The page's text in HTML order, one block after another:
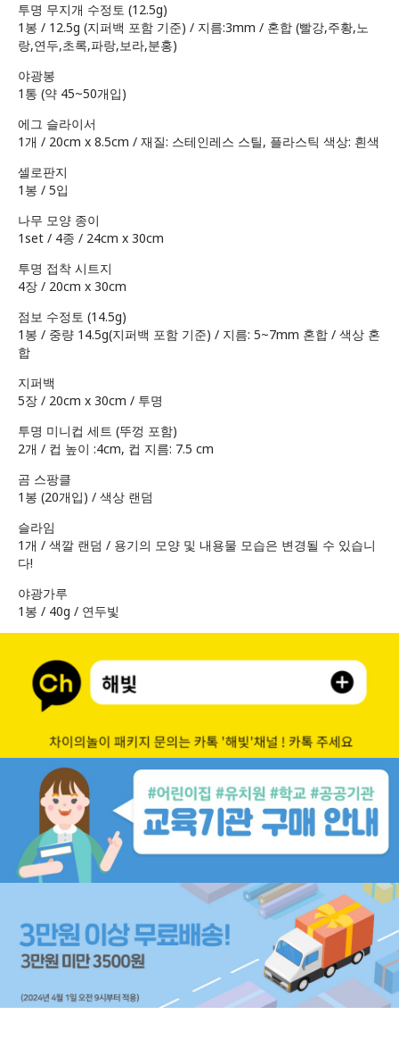
투명 무지개 수정토 (12.5g)
1봉 / 12.5g (지퍼백 포함 기준) / 지름:3mm / 혼합 (빨강,주황,노
랑,연두,초록,파랑,보라,분홍)
야광봉
1통 (약 45~50개입)
에그 슬라이서
1개 / 20cm x 8.5cm / 재질: 스테인레스 스틸, 플라스틱 색상: 흰색
셀로판지
1봉 / 5입
나무 모양 종이
1set / 4종 / 24cm x 30cm
투명 접착 시트지
4장 / 20cm x 30cm
점보 수정토 (14.5g)
1봉 / 중량 14.5g(지퍼백 포함 기준) / 지름: 5~7mm 혼합 / 색상 혼
합
지퍼백
5장 / 20cm x 30cm / 투명
투명 미니컵 세트 (뚜껑 포함)
2개 / 컵 높이 :4cm, 컵 지름: 7.5 cm
곰 스팡클
1봉 (20개입) / 색상 랜덤
슬라임
1개 / 색깔 랜덤 / 용기의 모양 및 내용물 모습은 변경될 수 있습니
다!
야광가루
1봉 / 40g / 연두빛